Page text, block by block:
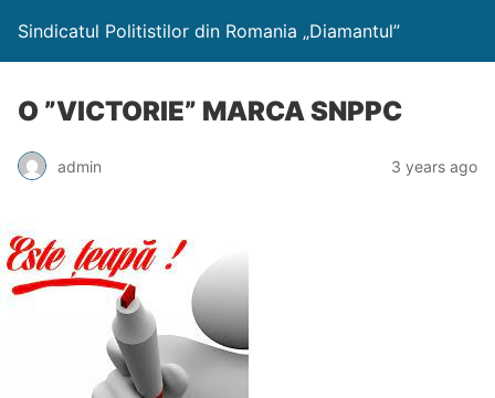
Sindicatul Politistilor din Romania „Diamantul”
O ”VICTORIE” MARCA SNPPC
admin 3 years ago